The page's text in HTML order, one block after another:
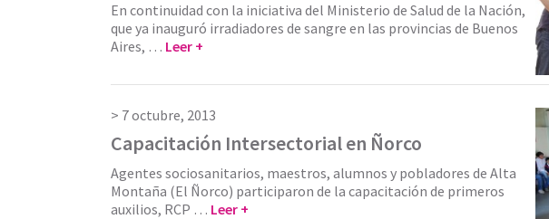
En continuidad con la iniciativa del Ministerio de Salud de la Nación,
que ya inauguró irradiadores de sangre en las provincias de Buenos
Aires, … Leer +
7 octubre, 2013
Capacitación Intersectorial en Ñorco
Agentes sociosanitarios, maestros, alumnos y pobladores de Alta
Montaña (El Ñorco) participaron de la capacitación de primeros
auxilios, RCP … Leer +